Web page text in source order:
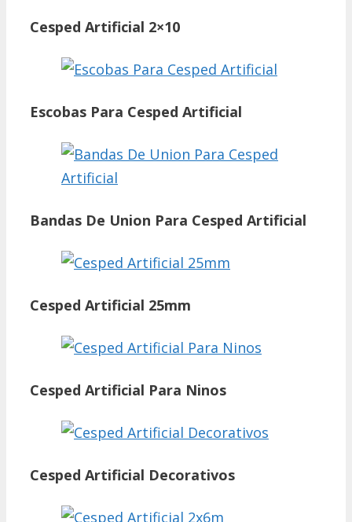
Cesped Artificial 2×10
Escobas Para Cesped Artificial
Bandas De Union Para Cesped Artificial
Cesped Artificial 25mm
Cesped Artificial Para Ninos
Cesped Artificial Decorativos